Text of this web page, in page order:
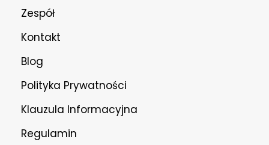
Zespół
Kontakt
Blog
Polityka Prywatności
Klauzula Informacyjna
Regulamin